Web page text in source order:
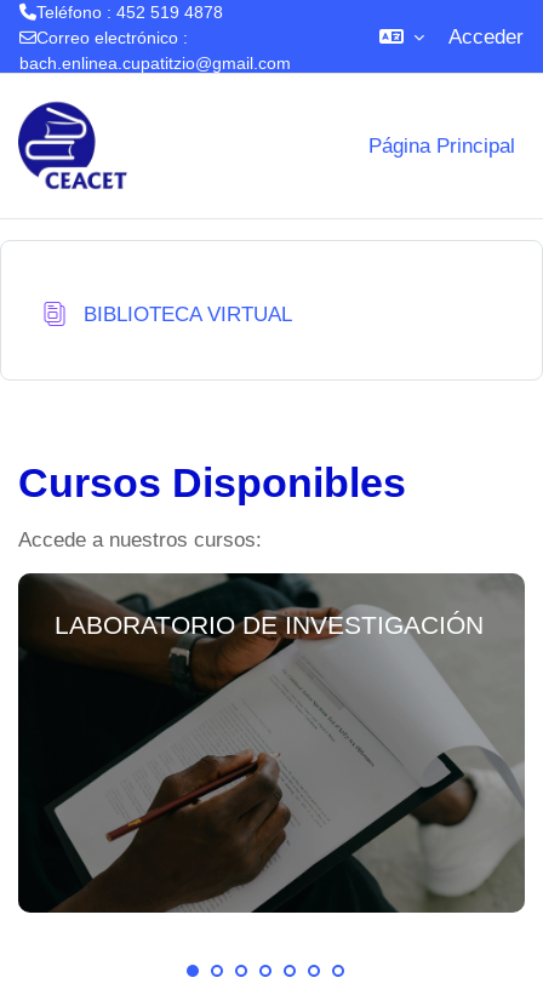
Teléfono : 452 519 4878
Correo electrónico :
bach.enlinea.cupatitzio@gmail.com
Acceder
Página Principal
BIBLIOTECA VIRTUAL
Cursos Disponibles
Accede a nuestros cursos:
LABORATORIO DE INVESTIGACIÓN